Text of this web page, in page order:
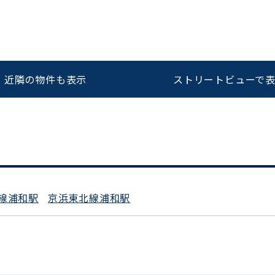
スムーズにご案内できます
0120-620-213
近隣の物件も表示 ストリートビューで
浦和駅 京浜東北線浦和駅